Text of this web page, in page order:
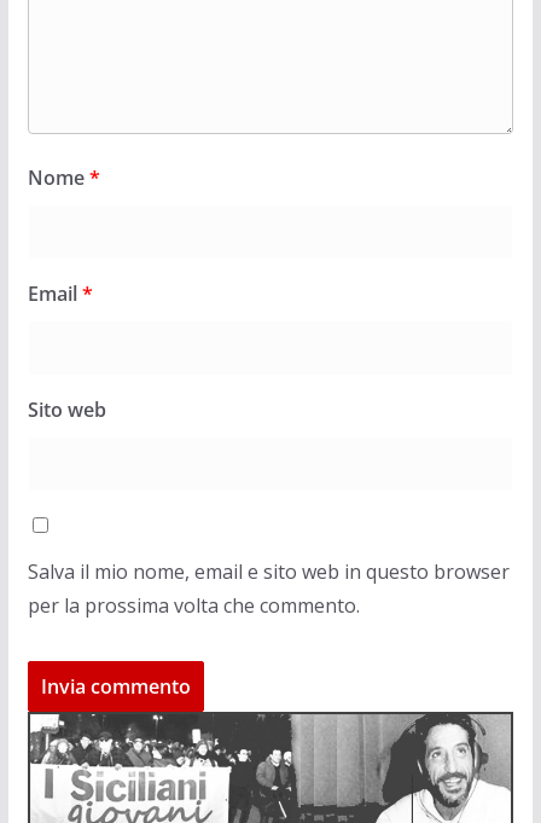
Nome*
Email*
Sito web
Salva il mio nome, email e sito web in questo browser
per la prossima volta che commento.